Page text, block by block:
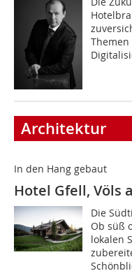
Architektur
In den Hang gebaut
Hotel Gfell, Völs
Die
Ob süß
lokalen